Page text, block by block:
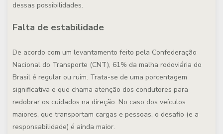
dessas possibilidades.
Falta de estabilidade
De acordo com um levantamento feito pela Confederação
Nacional do Transporte (CNT), 61% da malha rodoviária do
Brasil é regular ou ruim. Trata-se de uma porcentagem
significativa e que chama atenção dos condutores para
redobrar os cuidados na direção. No caso dos veículos
maiores, que transportam cargas e pessoas, o desafio (e a
responsabilidade) é ainda maior.